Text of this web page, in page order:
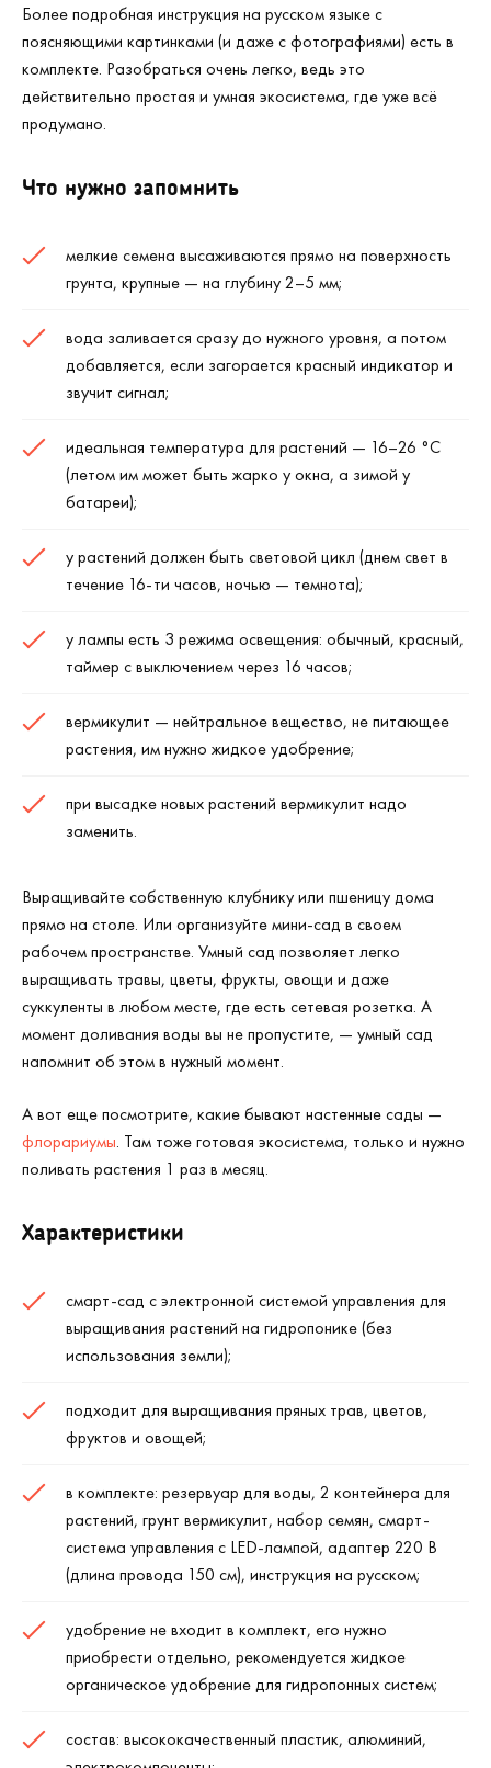
Более подробная инструкция на русском языке с
поясняющими картинками (и даже с фотографиями) есть в
комплекте. Разобраться очень легко, ведь это
действительно простая и умная экосистема, где уже всё
продумано.
Что нужно запомнить
мелкие семена высаживаются прямо на поверхность
грунта, крупные — на глубину 2–5 мм;
вода заливается сразу до нужного уровня, а потом
добавляется, если загорается красный индикатор и
звучит сигнал;
идеальная температура для растений — 16–26 °C
(летом им может быть жарко у окна, а зимой у
батареи);
у растений должен быть световой цикл (днем свет в
течение 16-ти часов, ночью — темнота);
у лампы есть 3 режима освещения: обычный, красный,
таймер с выключением через 16 часов;
вермикулит — нейтральное вещество, не питающее
растения, им нужно жидкое удобрение;
при высадке новых растений вермикулит надо
заменить.
Выращивайте собственную клубнику или пшеницу дома
прямо на столе. Или организуйте мини-сад в своем
рабочем пространстве. Умный сад позволяет легко
выращивать травы, цветы, фрукты, овощи и даже
суккуленты в любом месте, где есть сетевая розетка. А
момент доливания воды вы не пропустите, — умный сад
напомнит об этом в нужный момент.
А вот еще посмотрите, какие бывают настенные сады —
флорариумы. Там тоже готовая экосистема, только и нужно
поливать растения 1 раз в месяц.
Характеристики
смарт-сад с электронной системой управления для
выращивания растений на гидропонике (без
использования земли);
подходит для выращивания пряных трав, цветов,
фруктов и овощей;
в комплекте: резервуар для воды, 2 контейнера для
растений, грунт вермикулит, набор семян, смарт-
система управления с LED-лампой, адаптер 220 В
(длина провода 150 см), инструкция на русском;
удобрение не входит в комплект, его нужно
приобрести отдельно, рекомендуется жидкое
органическое удобрение для гидропонных систем;
состав: высококачественный пластик, алюминий,